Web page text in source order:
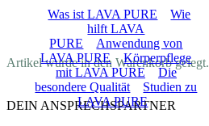
Was ist LAVA PURE
Wie
hilft LAVA
PURE
Anwendung von
LAVA PURE
Körperpflege
mit LAVA PURE
Die
besondere Qualität
Studien zu
LAVA PURE
Artikel wurde in den Warenkorb gelegt.
DEIN ANSPRECHSPARTNER